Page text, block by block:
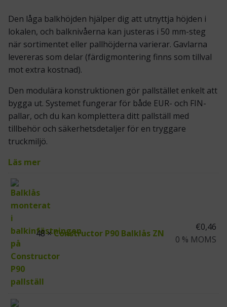
Den låga balkhöjden hjälper dig att utnyttja höjden i
lokalen, och balknivåerna kan justeras i 50 mm-steg
när sortimentet eller pallhöjderna varierar. Gavlarna
levereras som delar (färdigmontering finns som tillval
mot extra kostnad).
Den modulära konstruktionen gör pallstället enkelt att
bygga ut. Systemet fungerar för både EUR- och FIN-
pallar, och du kan komplettera ditt pallställ med
tillbehör och säkerhetsdetaljer för en tryggare
truckmiljö.
Läs mer
48 ×Constructor P90 Balklås ZN
€0,46
0 % MOMS